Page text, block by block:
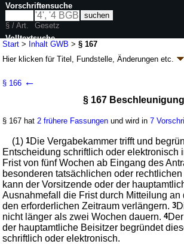
Start > Inhalt GWB >§ 167
Hier klicken fürTitel, Fundstelle, Änderungen etc.
Wettbewerbsbeschränkungen
neugefasst durch B. v. 26.06.2013BGBl. I S. 1750,
Geltung ab 01.01.1999; FNA: 703-5Kartellrecht
wird in 491 Vorschriften zitiert
Teil 4 Vergabe von öffentlichen
Konzessionen
Kapitel 2 Nachprüfungsverfahren
Abschnitt 2 Verfahren vor der
§ 166 ←
§ 167 Beschleunigung
§ 167 hat 2 frühere Fassungen und wird in7
(1)1Die Vergabekammer trifft und
Entscheidung schriftlich oder elektronisch
Frist von fünf Wochen ab Eingang des
besonderen tatsächlichen oder
kann der Vorsitzende oder der
Ausnahmefall die Frist durch Mitteilung
den erforderlichen Zeitraum verlängern.3
nicht länger als zwei Wochen dauern.4
der hauptamtliche Beisitzer begründet
schriftlich oder elektronisch.
Vorschriftensuche
§ / Art.
Gesetz
Volltextsuche
nur in GWB